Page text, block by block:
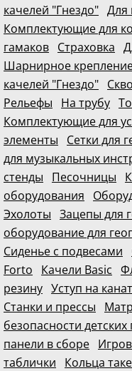
качелей "Гнездо" Для
Комплектующие для
гамаков Страховка
Шарнирное
качелей "Гнездо"
Рельефы
На трубу
Комплектующие для
элементы
Сетки для
для музыкальных
стенды
Песочницы
оборудования
Эхолоты Зацепы для
оборудование для
Сиденье с подвесами
Forto
Качели Basic
резину Уступ на канат
Станки и прессы
безопасности
панели в сборе
таблички
Кольца